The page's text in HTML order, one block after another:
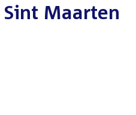
Maarten